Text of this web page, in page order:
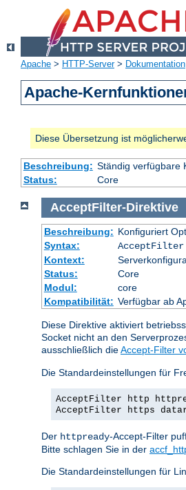
Apache > HTTP-Server> Dokumentation
Apache-
Diese Übersetzung ist
Beschreibung: Ständig verfügbare
Status:
Core
AcceptFilter-Direktive
Beschreibung: Konfiguriert
Syntax:
AcceptFilter
Kontext:
Status:
Core
Modul:
core
Kompatibilität: Verfügbar ab
Diese Direktive aktiviert
Socket nicht an den
ausschließlich dieAccept-Filter
Die Standardeinstellungen für
AcceptFilter http
AcceptFilter https
Der httpready-Accept-Filter
Bitte schlagen Sie in der
Die Standardeinstellungen für